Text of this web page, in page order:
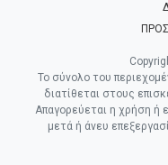
Το σύνολο του
διατίθεται στους
Απαγορεύεται η χρήση ή
μετά ή άνευ